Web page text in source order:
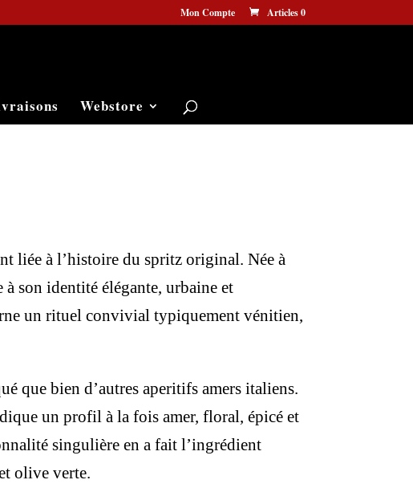
Mon Compte Articles 0
Webstore
liée à l’histoire du spritz original. Née à
à son identité élégante, urbaine et
un rituel convivial typiquement vénitien,
que bien d’autres aperitifs amers italiens.
un profil à la fois amer, floral, épicé et
singulière en a fait l’ingrédient
olive verte.